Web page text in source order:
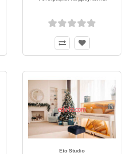
Eto Studio